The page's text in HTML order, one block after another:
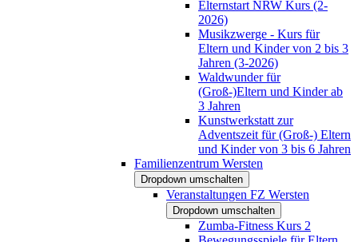
Elternstart NRW Kurs (2-
2026)
Musikzwerge - Kurs für
Eltern und Kinder von 2 bis 3
Jahren (3-2026)
Waldwunder für
(Groß-)Eltern und Kinder ab
3 Jahren
Kunstwerkstatt zur
Adventszeit für (Groß-) Eltern
und Kinder von 3 bis 6 Jahren
Familienzentrum Wersten
Dropdown umschalten
Veranstaltungen FZ Wersten
Dropdown umschalten
Zumba-Fitness Kurs 2